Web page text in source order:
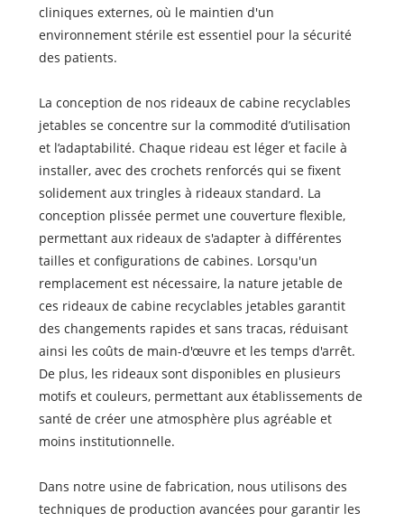
cliniques externes, où le maintien d'un
environnement stérile est essentiel pour la sécurité
des patients.
La conception de nos rideaux de cabine recyclables
jetables se concentre sur la commodité d’utilisation
et l’adaptabilité. Chaque rideau est léger et facile à
installer, avec des crochets renforcés qui se fixent
solidement aux tringles à rideaux standard. La
conception plissée permet une couverture flexible,
permettant aux rideaux de s'adapter à différentes
tailles et configurations de cabines. Lorsqu'un
remplacement est nécessaire, la nature jetable de
ces rideaux de cabine recyclables jetables garantit
des changements rapides et sans tracas, réduisant
ainsi les coûts de main-d'œuvre et les temps d'arrêt.
De plus, les rideaux sont disponibles en plusieurs
motifs et couleurs, permettant aux établissements de
santé de créer une atmosphère plus agréable et
moins institutionnelle.
Dans notre usine de fabrication, nous utilisons des
techniques de production avancées pour garantir les